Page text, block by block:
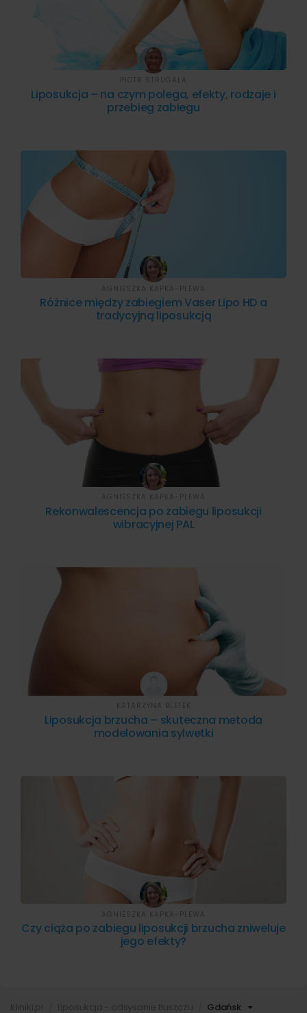
Gdańsk
Liposukcja – na czym polega, efekty, rodzaje i
przebieg zabiegu
PIOTR STRUGAŁA
Różnice między zabiegiem Vaser Lipo HD a
tradycyjną liposukcją
AGNIESZKA KAPKA-PLEWA
Rekonwalescencja po zabiegu liposukcji
wibracyjnej PAL
AGNIESZKA KAPKA-PLEWA
Liposukcja brzucha – skuteczna metoda
modelowania sylwetki
KATARZYNA BLETEK
Czy ciąża po zabiegu liposukcji brzucha zniweluje
jego efekty?
AGNIESZKA KAPKA-PLEWA